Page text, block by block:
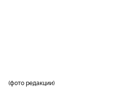
фото редакции